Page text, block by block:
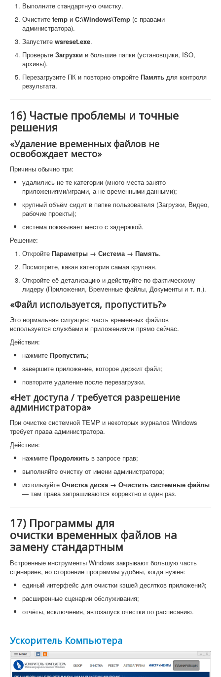
Выполните стандартную очистку.
Очистите temp и C:\Windows\Temp (с правами
администратора).
Запустите wsreset.exe.
Проверьте Загрузки и большие папки (установщики, ISO,
архивы).
Перезагрузите ПК и повторно откройте Память для контроля
результата.
16) Частые проблемы и точные
решения
«Удаление временных файлов не
освобождает место»
Причины обычно три:
удалились не те категории (много места занято
приложениями/играми, а не временными данными);
крупный объём сидит в папке пользователя (Загрузки, Видео,
рабочие проекты);
система показывает место с задержкой.
Решение:
Откройте Параметры → Система → Память.
Посмотрите, какая категория самая крупная.
Откройте её детализацию и действуйте по фактическому
лидеру (Приложения, Временные файлы, Документы и т. п.).
«Файл используется, пропустить?»
Это нормальная ситуация: часть временных файлов
используется службами и приложениями прямо сейчас.
Действия:
нажмите Пропустить;
завершите приложение, которое держит файл;
повторите удаление после перезагрузки.
«Нет доступа / требуется разрешение
администратора»
При очистке системной TEMP и некоторых журналов Windows
требует права администратора.
Действия:
нажмите Продолжить в запросе прав;
выполняйте очистку от имени администратора;
используйте Очистка диска → Очистить системные файлы
— там права запрашиваются корректно и один раз.
17) Программы для
очистки временных файлов на
замену стандартным
Встроенные инструменты Windows закрывают большую часть
сценариев, но сторонние программы удобны, когда нужен:
единый интерфейс для очистки кэшей десятков приложений;
расширенные сценарии обслуживания;
отчёты, исключения, автозапуск очистки по расписанию.
Ускоритель Компьютера